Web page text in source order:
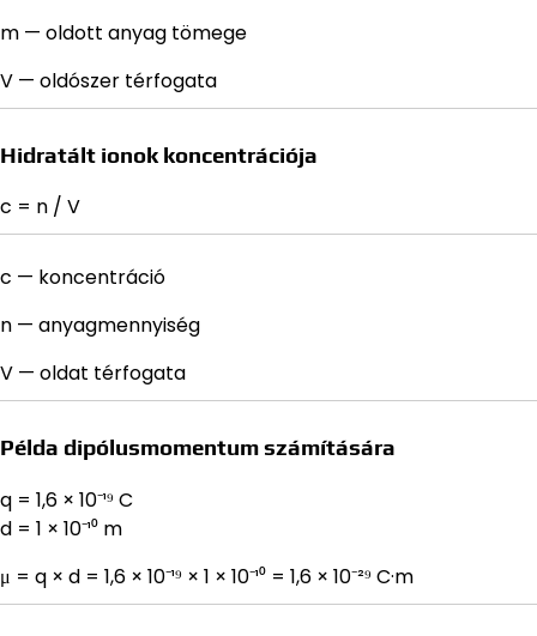
m — oldott anyag tömege
V — oldószer térfogata
Hidratált ionok koncentrációja
c = n / V
c — koncentráció
n — anyagmennyiség
V — oldat térfogata
Példa dipólusmomentum számítására
q = 1,6 × 10⁻¹⁹ C
d = 1 × 10⁻¹⁰ m
μ = q × d = 1,6 × 10⁻¹⁹ × 1 × 10⁻¹⁰ = 1,6 × 10⁻²⁹ C·m